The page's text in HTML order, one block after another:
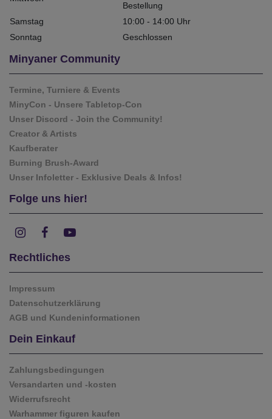
Bestellung
Samstag
10:00 - 14:00 Uhr
Sonntag
Geschlossen
Minyaner Community
Termine, Turniere & Events
MinyCon - Unsere Tabletop-Con
Unser Discord - Join the Community!
Creator & Artists
Kaufberater
Burning Brush-Award
Unser Infoletter - Exklusive Deals & Infos!
Folge uns hier!
Rechtliches
Impressum
Datenschutzerklärung
AGB und Kundeninformationen
Dein Einkauf
Zahlungsbedingungen
Versandarten und -kosten
Widerrufsrecht
Warhammer figuren kaufen